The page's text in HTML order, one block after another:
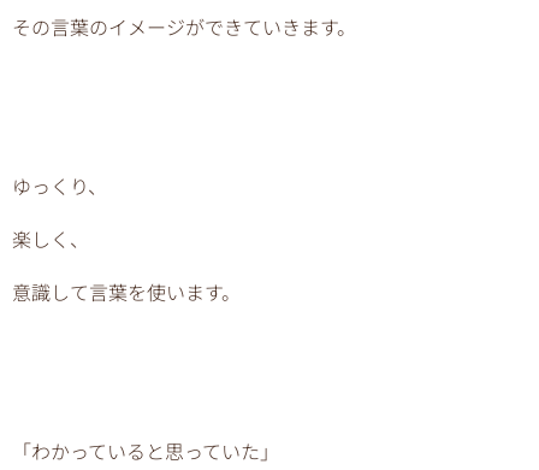
その言葉のイメージができていきます。
ゆっくり、
楽しく、
意識して言葉を使います。
「わかっていると思っていた」